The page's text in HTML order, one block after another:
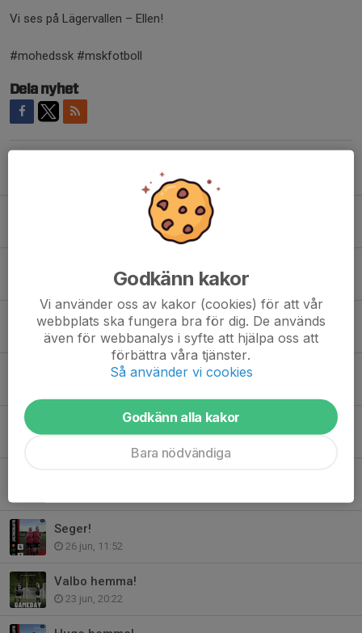
Vi ses på Lägervallen – Ellen!
#mohedssk #mskfotboll
Dela nyhet
4 aug, 09:15
3 pinnar stannar på Vallen!
1 aug, 17:23
Dags igen!
Klara för DM-final!
Seger!
26 jun, 11:52
Valbo hemma!
23 jun, 20:22
Godkänn kakor
Vi använder oss av kakor (cookies) för att vår
webbplats ska fungera bra för dig. De används
även för webbanalys i syfte att hjälpa oss att
förbättra våra tjänster.
Så använder vi cookies
Godkänn alla kakor
Bara nödvändiga